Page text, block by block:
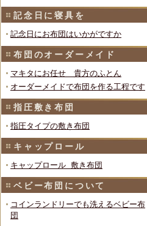
記念日に寝具を
記念日にお布団はいかがですか
布団のオーダーメイド
マキタにお任せ 貴方のふとん
オーダーメイドで布団を作る工程です
指圧敷き布団
指圧タイプの敷き布団
キャップロール
キャップロール 敷き布団
ベビー布団について
コインランドリーでも洗えるベビー布
団